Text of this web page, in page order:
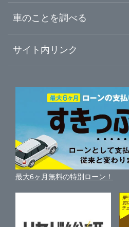
福島県
初めての中古車購入ガイド
中古車人気ランキング
自動車ローンを調べる
ガリバーの自動車ローン
車買い替えの基礎知識
近くのお店で車を探す
車査定・車買取ならガリバー
ガリバーの査定が選ばれる理由
車を売る時よくある質問
便利な査定サービス
中古車買取相場（毎月更新）
車の個人売買ガイド
車のことを調べる
車初心者まとめ
新車・中古車カタログ
車の燃費を調べる
車種別クチコミ
車比較サイト
サイト内リンク
サイトマップ
サイトの使用条件
利用規約
保険代理店業務に関する基本方針
最大6ヶ月無料の特別ローン！